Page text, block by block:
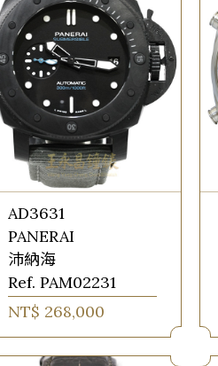
AD3631
PANERAI
沛納海
Ref. PAM02231
NT$ 268,000